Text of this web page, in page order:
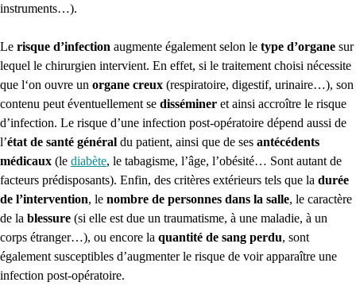
instruments…).
Le risque d’infection augmente également selon le type d’organe sur
lequel le chirurgien intervient. En effet, si le traitement choisi nécessite
que l‘on ouvre un organe creux (respiratoire, digestif, urinaire…), son
contenu peut éventuellement se disséminer et ainsi accroître le risque
d’infection. Le risque d’une infection post-opératoire dépend aussi de
l’état de santé général du patient, ainsi que de ses antécédents
médicaux (le diabète, le tabagisme, l’âge, l’obésité… Sont autant de
facteurs prédisposants). Enfin, des critères extérieurs tels que la durée
de l’intervention, le nombre de personnes dans la salle, le caractère
de la blessure (si elle est due un traumatisme, à une maladie, à un
corps étranger…), ou encore la quantité de sang perdu, sont
également susceptibles d’augmenter le risque de voir apparaître une
infection post-opératoire.